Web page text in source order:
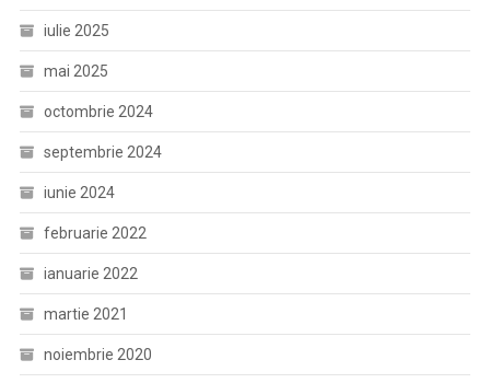
iulie 2025
mai 2025
octombrie 2024
septembrie 2024
iunie 2024
februarie 2022
ianuarie 2022
martie 2021
noiembrie 2020